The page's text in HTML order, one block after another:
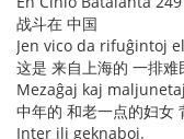
战斗在 中国
Jen vico da rifuĝintoj
这是 来自上海的 一排难
Mezaĝaj kaj
中年的 和老一点的妇女
Inter ili geknaboj.